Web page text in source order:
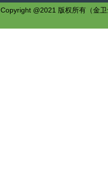
Copyright @2021 版权所有（金